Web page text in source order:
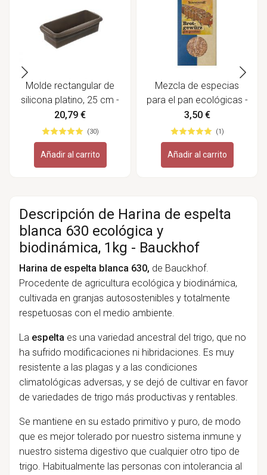
Molde rectangular de
silicona platino, 25 cm -
Lurch
20,79 €
(30)
Añadir al carrito
Mezcla de especias
para el pan ecológicas -
Sonnentor
3,50 €
(1)
Añadir al carrito
Descripción de Harina de espelta
blanca 630 ecológica y
biodinámica, 1kg - Bauckhof
Harina de espelta blanca 630, de Bauckhof.
Procedente de agricultura ecológica y biodinámica,
cultivada en granjas autosostenibles y totalmente
respetuosas con el medio ambiente.
La espelta es una variedad ancestral del trigo, que no
ha sufrido modificaciones ni hibridaciones. Es muy
resistente a las plagas y a las condiciones
climatológicas adversas, y se dejó de cultivar en favor
de variedades de trigo más productivas y rentables.
Se mantiene en su estado primitivo y puro, de modo
que es mejor tolerado por nuestro sistema inmune y
nuestro sistema digestivo que cualquier otro tipo de
trigo. Habitualmente las personas con intolerancia al